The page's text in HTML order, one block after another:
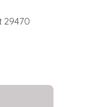
29470